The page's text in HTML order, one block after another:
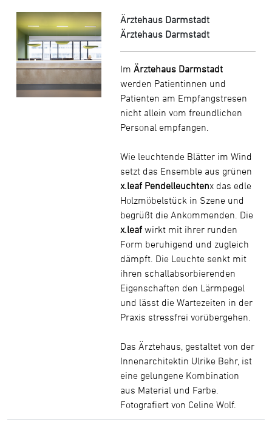
Ärztehaus Darmstadt
Ärztehaus Darmstadt
ImÄrztehaus Darmstadt
werden Patientinnen und
Patienten am Empfangstresen
nicht allein vom freundlichen
Personal empfangen.
Wie leuchtende Blätter im Wind
setzt das Ensemble aus grünen
x.leaf Pendelleuchtenx das edle
Holzmöbelstück in Szene und
begrüßt die Ankommenden. Die
x.leaf wirkt mit ihrer runden
Form beruhigend und zugleich
dämpft. Die Leuchte senkt mit
ihren schallabsorbierenden
Eigenschaften den Lärmpegel
und lässt die Wartezeiten in der
Praxis stressfrei vorübergehen.
Das Ärztehaus, gestaltet von der
Innenarchitektin Ulrike Behr, ist
eine gelungene Kombination
aus Material und Farbe.
Fotografiert von Celine Wolf.